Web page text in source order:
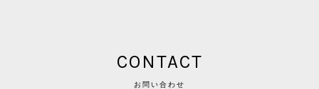
CONTACT
お問い合わせ